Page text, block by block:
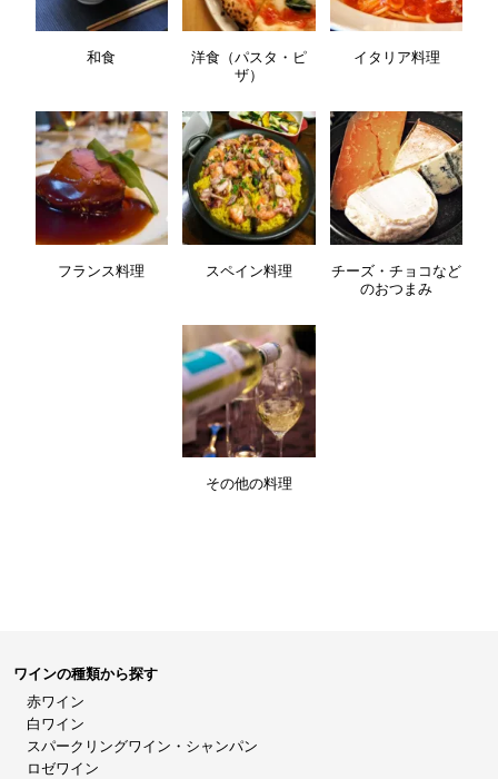
和食
洋食（パスタ・ピ
ザ）
イタリア料理
フランス料理 スペイン料理
チーズ・チョコなど
のおつまみ
その他の料理
ワインの種類から探す
赤ワイン
白ワイン
スパークリングワイン・シャンパン
ロゼワイン